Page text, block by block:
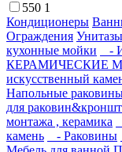
550 1
Кондиционеры
Ограждения
кухонные мойки
-
КЕРАМИЧЕСКИЕ
искусственный
Напольные
для
монтажа , керамика
камень
- Раковины